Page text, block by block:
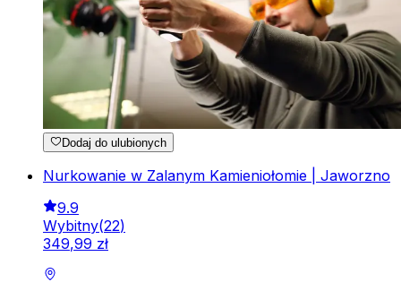
Dodaj do ulubionych
Nurkowanie w Zalanym Kamieniołomie | Jaworzno
9.9
Wybitny(22)
349,99 zł